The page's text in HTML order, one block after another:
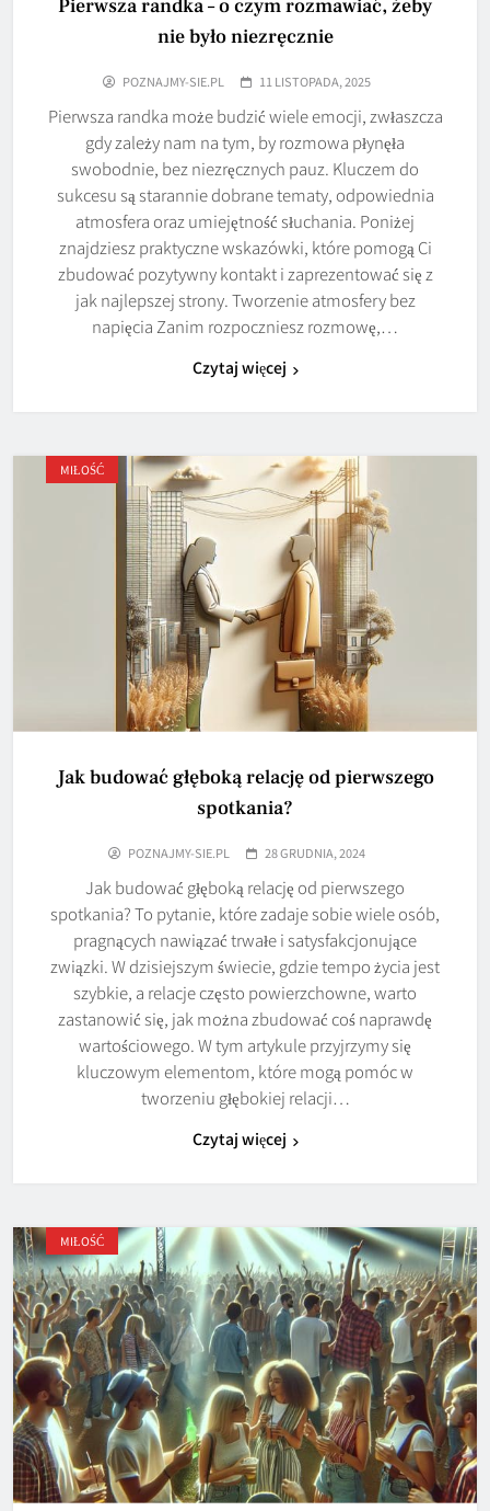
Pierwsza randka – o czym rozmawiać, żeby
nie było niezręcznie
POZNAJMY-SIE.PL 11 LISTOPADA, 2025
Pierwsza randka może budzić wiele emocji, zwłaszcza
gdy zależy nam na tym, by rozmowa płynęła
swobodnie, bez niezręcznych pauz. Kluczem do
sukcesu są starannie dobrane tematy, odpowiednia
atmosfera oraz umiejętność słuchania. Poniżej
znajdziesz praktyczne wskazówki, które pomogą Ci
zbudować pozytywny kontakt i zaprezentować się z
jak najlepszej strony. Tworzenie atmosfery bez
napięcia Zanim rozpoczniesz rozmowę,…
Czytaj więcej
MIŁOŚĆ
Jak budować głęboką relację od pierwszego
spotkania?
POZNAJMY-SIE.PL 28 GRUDNIA, 2024
Jak budować głęboką relację od pierwszego
spotkania? To pytanie, które zadaje sobie wiele osób,
pragnących nawiązać trwałe i satysfakcjonujące
związki. W dzisiejszym świecie, gdzie tempo życia jest
szybkie, a relacje często powierzchowne, warto
zastanowić się, jak można zbudować coś naprawdę
wartościowego. W tym artykule przyjrzymy się
kluczowym elementom, które mogą pomóc w
tworzeniu głębokiej relacji…
Czytaj więcej
MIŁOŚĆ